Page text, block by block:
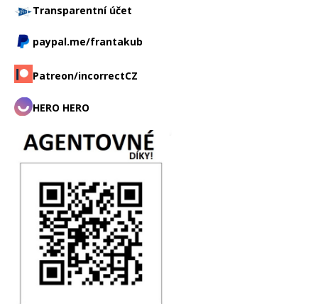
Transparentní účet
paypal.me/frantakub
Patreon/incorrectCZ
HERO HERO